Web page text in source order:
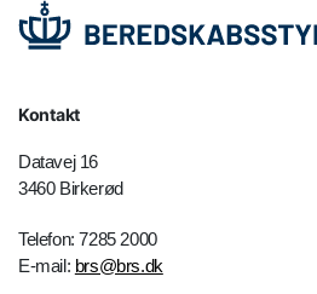
Kontakt
Datavej 16
3460 Birkerød
Telefon: 7285 2000
E-mail: brs@brs.dk